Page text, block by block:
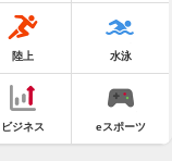
陸上 水泳
ビジネス eスポーツ